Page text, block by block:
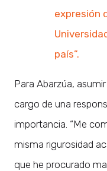
expresión
país”.
Para Abarzúa,
cargo de una
importancia. “Me
misma rigurosidad
que he procurado